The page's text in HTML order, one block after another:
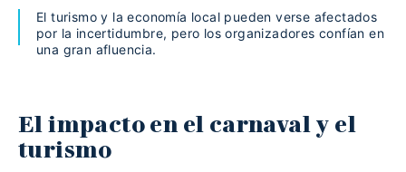
El turismo y la economía local pueden verse afectados
por la incertidumbre, pero los organizadores confían en
una gran afluencia.
El impacto en el carnaval y el
turismo